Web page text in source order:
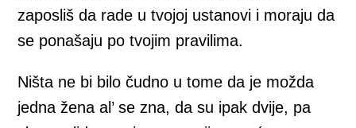
zaposliš da rade u tvojoj ustanovi i moraju da
se ponašaju po tvojim pravilima.
Ništa ne bi bilo čudno u tome da je možda
jedna žena al’ se zna, da su ipak dvije, pa